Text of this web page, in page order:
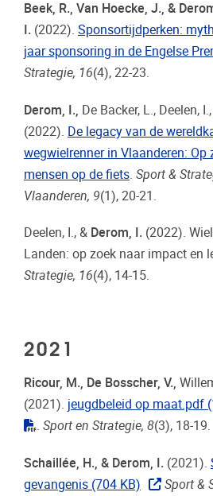
Beek, R., Van Hoecke, J., &
I. (2022). Sponsortijdperken:
jaar sponsoring in de Engelse
Strategie, 16(4), 22-23.
Derom, I., De Backer, L., Deelen,
(2022). De legacy van de
wegwielrenner in Vlaanderen: Op
mensen op de fiets Sport &
Vlaanderen, 9(1), 20-21.
Deelen, I., & Derom, I. (2022).
Landen: op zoek naar impact en
Strategie, 16(4), 14-15.
2021
Ricour, M., De Bosscher, V.,
(2021). jeugdbeleid op maat.pdf
"pdf"
. Sport en Strategie, 8(3), 18-19.
Schaillée, H., & Derom, I. (2021).
gevangenis (704 KB)
Sport &